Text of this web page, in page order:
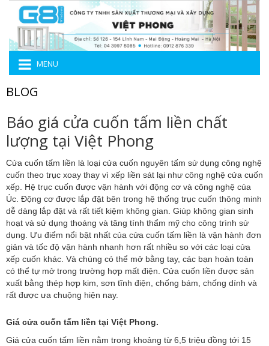
MENU
BLOG
Báo giá cửa cuốn tấm liền chất
lượng tại Việt Phong
Cửa cuốn tấm liền là loại cửa cuốn nguyên tấm sử dụng công nghệ
cuốn theo trục xoay thay vì xếp liền sát lại như công nghệ cửa cuốn
xếp. Hệ trục cuốn được vận hành với động cơ và công nghệ của
Úc. Động cơ được lắp đặt bên trong hệ thống trục cuốn thông minh
dễ dàng lắp đặt và rất tiết kiệm không gian. Giúp không gian sinh
hoạt và sử dụng thoáng và tăng tính thẩm mỹ cho công trình sử
dụng. Ưu điểm nổi bật nhất của cửa cuốn tấm liền là vận hành đơn
giản và tốc độ vận hành nhanh hơn rất nhiều so với các loại cửa
xếp cuốn khác. Và chúng có thể mở bằng tay, các bạn hoàn toàn
có thể tự mở trong trường hợp mất điện. Cửa cuốn liền được sản
xuất bằng thép hợp kim, sơn tĩnh điện, chống bám, chống dính và
rất được ưa chuộng hiện nay.
Giá cửa cuốn tấm liền tại Việt Phong.
Giá cửa cuốn tấm liền nằm trong khoảng từ 6,5 triệu đồng tới 15